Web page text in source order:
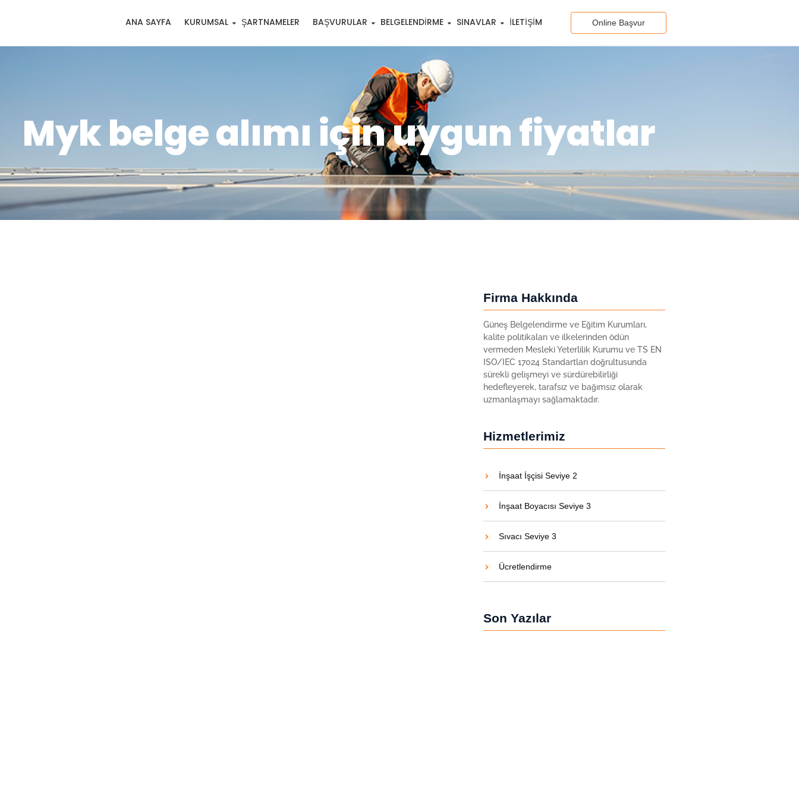
ANA SAYFA KURUMSAL ŞARTNAMELER BAŞVURULAR BELGELENDIRME SINAVLAR İLETIŞIM Online Başvur
Myk belge alımı için uygun fiyatlar
Firma Hakkında
Güneş Belgelendirme ve Eğitim Kurumları,
kalite politikaları ve ilkelerinden ödün
vermeden Mesleki Yeterlilik Kurumu ve TS EN
ISO/IEC 17024 Standartları doğrultusunda
sürekli gelişmeyi ve sürdürebilirliği
hedefleyerek, tarafsız ve bağımsız olarak
uzmanlaşmayı sağlamaktadır.
Hizmetlerimiz
İnşaat İşçisi Seviye 2
İnşaat Boyacısı Seviye 3
Sıvacı Seviye 3
Ücretlendirme
Son Yazılar